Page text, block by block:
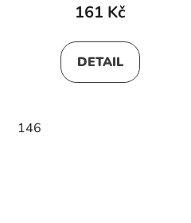
161 Kč
DETAIL
146